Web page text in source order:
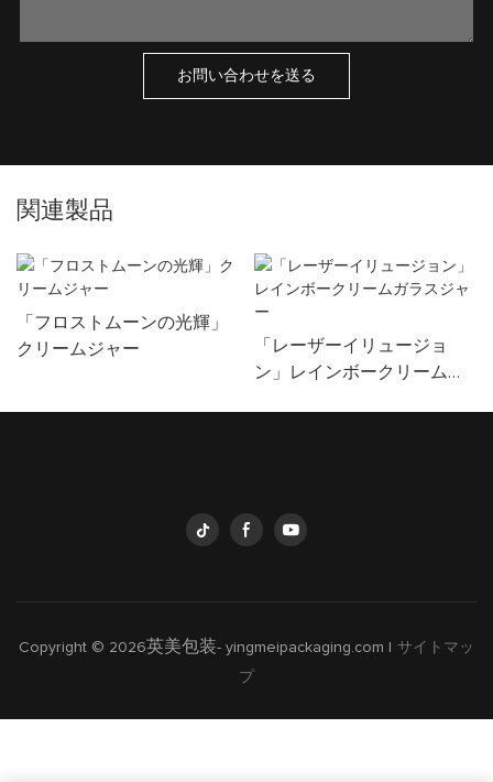
お問い合わせを送る
関連製品
「フロストムーンの光輝」
クリームジャー
「レーザーイリュージョ
ン」レインボークリームガ
Copyright © 2026英美包装- yingmeipackaging.com
サイトマッ
プ